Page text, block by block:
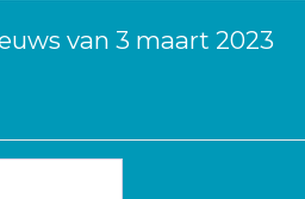
van 3 maart 2023